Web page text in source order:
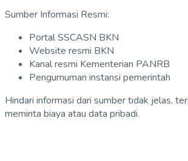
Sumber Informasi Resmi:
Portal SSCASN BKN
Website resmi BKN
Kanal resmi Kementerian PANRB
Pengumuman instansi pemerintah
Hindari informasi dari sumber tidak jelas,
meminta biaya atau data pribadi.